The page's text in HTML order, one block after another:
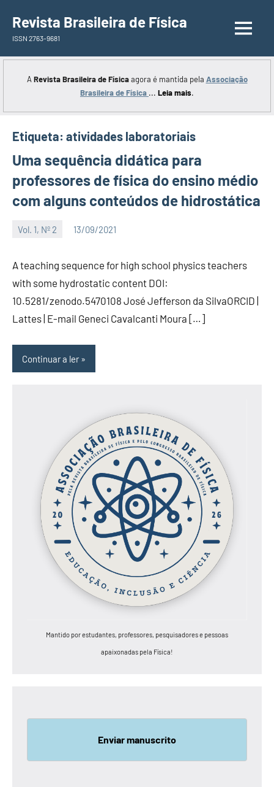
para
conteúdo
Revista Brasileira de Física
ISSN 2763-9681
A Revista Brasileira de Físicaagora é mantida pela Associação
Brasileira de Física ... Leia mais.
Etiqueta: atividades laboratoriais
Uma sequência didática para
professores de física do ensino médio
com alguns conteúdos de hidrostática
Vol. 1, Nº 2 13/09/2021
A teaching sequence for high school physics teachers
with some hydrostatic content DOI:
10.5281/zenodo.5470108 José Jefferson da SilvaORCID |
Lattes | E-mail Geneci Cavalcanti Moura […]
Continuar a ler
Mantido por estudantes, professores, pesquisadores e pessoas
apaixonadas pela Física!
Enviar manuscrito